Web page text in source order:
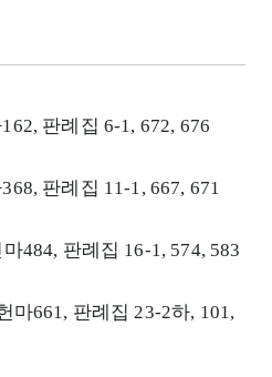
판례집 6-1, 672, 676
판례집 11-1, 667, 671
484, 판례집 16-1, 574, 583
마661, 판례집 23-2하, 101,